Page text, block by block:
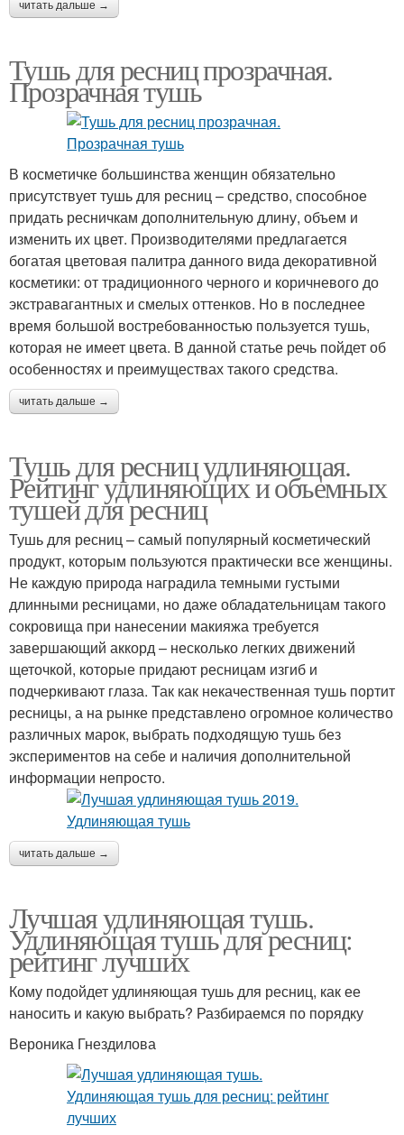
читать дальше →
Тушь для ресниц прозрачная.
Прозрачная тушь
В косметичке большинства женщин обязательно
присутствует тушь для ресниц – средство, способное
придать ресничкам дополнительную длину, объем и
изменить их цвет. Производителями предлагается
богатая цветовая палитра данного вида декоративной
косметики: от традиционного черного и коричневого до
экстравагантных и смелых оттенков. Но в последнее
время большой востребованностью пользуется тушь,
которая не имеет цвета. В данной статье речь пойдет об
особенностях и преимуществах такого средства.
читать дальше →
Тушь для ресниц удлиняющая.
Рейтинг удлиняющих и объемных
тушей для ресниц
Тушь для ресниц – самый популярный косметический
продукт, которым пользуются практически все женщины.
Не каждую природа наградила темными густыми
длинными ресницами, но даже обладательницам такого
сокровища при нанесении макияжа требуется
завершающий аккорд – несколько легких движений
щеточкой, которые придают ресницам изгиб и
подчеркивают глаза. Так как некачественная тушь портит
ресницы, а на рынке представлено огромное количество
различных марок, выбрать подходящую тушь без
экспериментов на себе и наличия дополнительной
информации непросто.
читать дальше →
Лучшая удлиняющая тушь.
Удлиняющая тушь для ресниц:
рейтинг лучших
Кому подойдет удлиняющая тушь для ресниц, как ее
наносить и какую выбрать? Разбираемся по порядку
Вероника Гнездилова